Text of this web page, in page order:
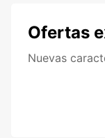
Ofertas
Nuevas